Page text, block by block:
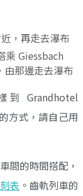
，再走去瀑布
乘 Giessbach
那邊走去瀑布
Grandhotel
方式，請自己用
間的時間搭配，
表 。齒軌列車的